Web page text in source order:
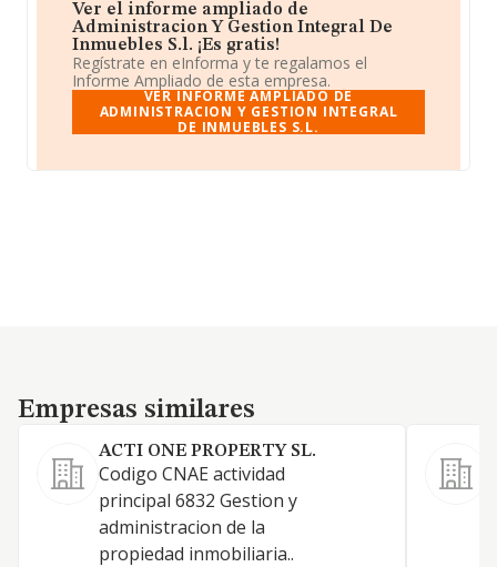
Ver el informe ampliado de
Administracion Y Gestion Integral De
Inmuebles S.l. ¡Es gratis!
Regístrate en eInforma y te regalamos el
Informe Ampliado de esta empresa.
VER INFORME AMPLIADO DE
ADMINISTRACION Y GESTION INTEGRAL
DE INMUEBLES S.L.
Empresas similares
Empresas similares
ACTI ONE PROPERTY SL.
Codigo CNAE actividad
principal 6832 Gestion y
administracion de la
propiedad inmobiliaria..